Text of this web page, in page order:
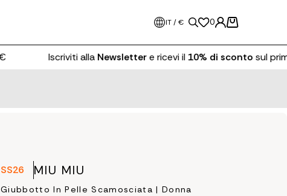
IT / € 0
Iscriviti allaNewslettere ricevi il10% di scontosul primo
SS26 MIU MIU
Giubbotto In Pelle Scamosciata | Donna